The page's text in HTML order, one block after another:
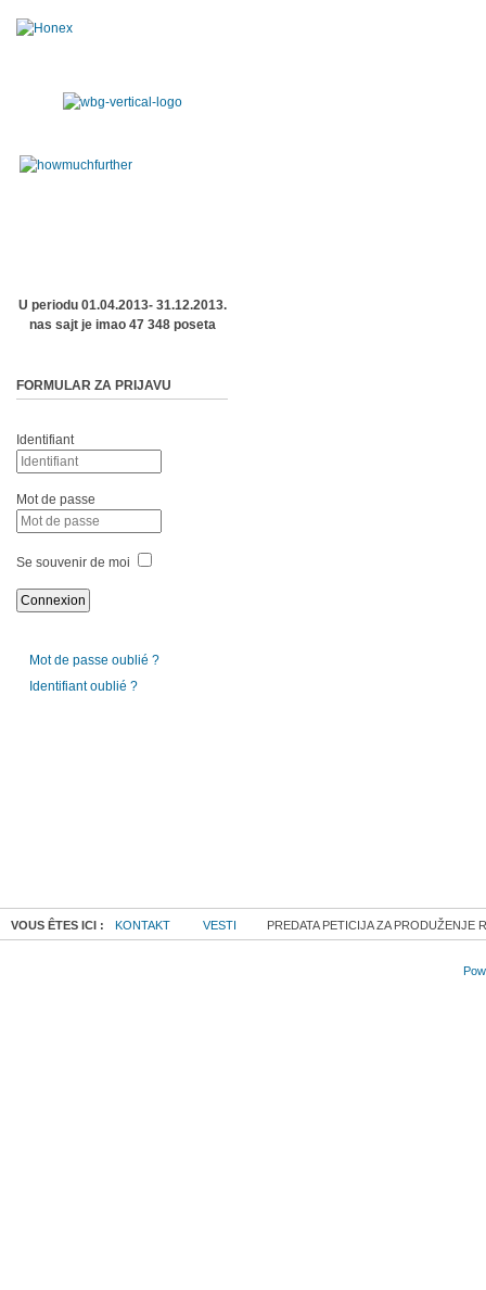
U periodu 01.04.2013- 31.12.2013.
nas sajt je imao 47 348 poseta
FORMULAR ZA PRIJAVU
Identifiant
Mot de passe
Se souvenir de moi
Mot de passe oublié ?
Identifiant oublié ?
VOUS ÊTES ICI : KONTAKT VESTI PREDATA PETICIJA ZA PRODUŽENJE